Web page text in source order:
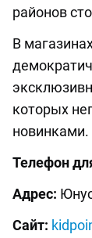
районов
В
которых
новинками.
Телефон
Адрес:
Сайт: